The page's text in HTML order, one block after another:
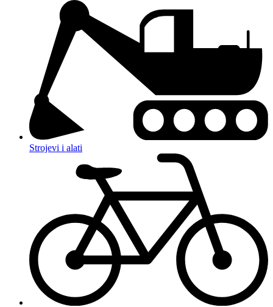
Strojevi i alati